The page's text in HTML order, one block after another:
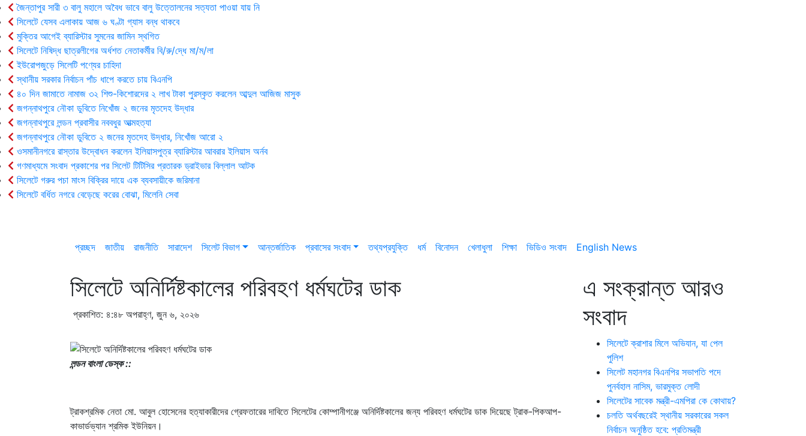
জৈন্তাপুর সারী ৩ বালু মহালে অবৈধ ভাবে বালু উত্তোলনের সত্যতা পাওয়া যায় নি
সিলেটে যেসব এলাকায় আজ ৬ ঘণ্টা গ্যাস বন্ধ থাকবে
মুক্তির আগেই ব্যারিস্টার সুমনের জামিন স্থগিত
সিলেটে নিষিদ্ধ ছাত্রলীগের অর্ধশত নেতাকর্মীর বি/রু/দ্ধে মা/ম/লা
ইউরোপজুড়ে সিলেটি পণ্যের চাহিদা
স্থানীয় সরকার নির্বাচন পাঁচ ধাপে করতে চায় বিএনপি
৪০ দিন জামাতে নামাজ ৩২ শিশু-কিশোরদের ২ লাখ টাকা পুরস্কৃত করলেন আব্দুল আজিজ মাসুক
জগন্নাথপুরে নৌকা ডুবিতে নিখোঁজ ২ জনের মৃতদেহ উদ্ধার
জগন্নাথপুরে লন্ডন প্রবাসীর নববধুর আত্মহত্যা
জগন্নাথপুরে নৌকা ডুবিতে ২ জনের মৃতদেহ উদ্ধার, নিখোঁজ আরো ২
ওসমানীনগরে রাস্তার উদ্বোধন করলেন ইলিয়াসপুত্র ব্যারিস্টার আবরার ইলিয়াস অর্নব
গণমাধ্যমে সংবাদ প্রকাশের পর সিলেট টিটিসির প্রতারক ড্রাইভার বিল্লাল আটক
সিলেটে গরুর পচা মাংস বিক্রির দায়ে এক ব্যবসায়ীকে জরিমানা
সিলেটে বর্ধিত নগরে বেড়েছে করের বোঝা, মিলেনি সেবা
প্রচ্ছদ জাতীয় রাজনীতি সারাদেশ সিলেট বিভাগ আন্তর্জাতিক প্রবাসের সংবাদ তথ্যপ্রযুক্তি ধর্ম বিনোদন খেলাধুলা শিক্ষা ভিডিও সংবাদ English News
সিলেটে অনির্দিষ্টকালের পরিবহণ ধর্মঘটের ডাক
প্রকাশিত: ৪:৪৮ অপরাহ্ণ, জুন ৬, ২০২৬
লন্ডন বাংলা ডেস্ক ::
ট্রাকশ্রমিক নেতা মো. আবুল হোসেনের হত্যাকারীদের গ্রেফতারের দাবিতে সিলেটের কোম্পানীগঞ্জে অনির্দিষ্টকালের জন্য পরিবহণ ধর্মঘটের ডাক দিয়েছে ট্রাক-পিকআপ-
কাভার্ডভ্যান শ্রমিক ইউনিয়ন।
এ সংক্রান্ত আরও
সংবাদ
সিলেটে ক্রাশার মিলে অভিযান, যা পেল
পুলিশ
সিলেট মহানগর বিএনপির সভাপতি পদে
পুনর্বহাল নাসিম, ভারমুক্ত লোদী
সিলেটের সাবেক মন্ত্রী-এমপিরা কে কোথায়?
চলতি অর্থবছরেই স্থানীয় সরকারের সকল
নির্বাচন অনুষ্ঠিত হবে: প্রতিমন্ত্রী